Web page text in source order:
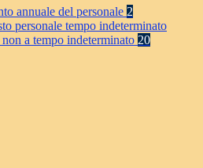
annuale del personale 2
personale tempo indeterminato
non a tempo indeterminato 20